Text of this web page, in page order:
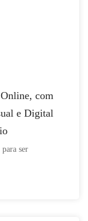
com
e Digital
ser